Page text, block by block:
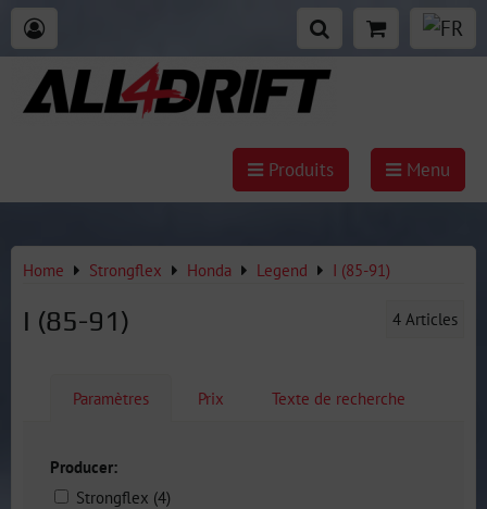
Produits Menu
Home Strongflex Honda Legend I (85-91)
I (85-91) 4 Articles
Paramètres Prix Texte de recherche
Producer:
Strongflex (4)